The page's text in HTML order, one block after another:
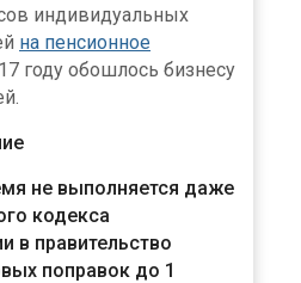
индивидуальных
на пенсионное
году обошлось бизнесу
не выполняется даже
кодекса
в правительство
поправок до 1